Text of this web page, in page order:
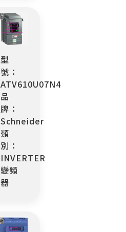
型
號：
ATV610U07N4
品
牌：
Schneider
類
別：
INVERTER
變頻
器